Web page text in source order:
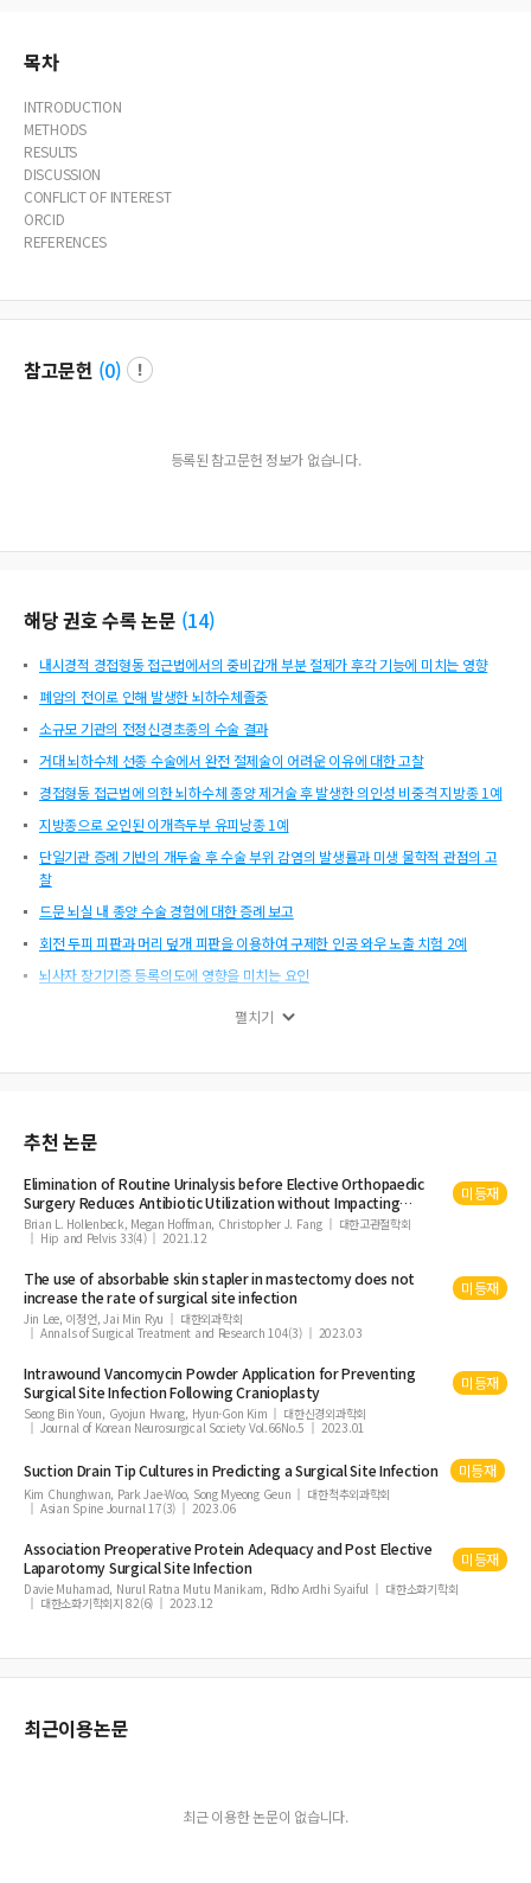
nsus for the future.
목차
INTRODUCTION
METHODS
RESULTS
DISCUSSION
CONFLICT OF INTEREST
ORCID
REFERENCES
참고문헌 (0)
등록된 참고문헌 정보가 없습니다.
해당 권호 수록 논문 (14)
내시경적 경접형동 접근법에서의 중비갑개 부분 절제가 후각 기능에 미치는 영향
폐암의 전이로 인해 발생한 뇌하수체졸중
소규모 기관의 전정신경초종의 수술 결과
거대 뇌하수체 선종 수술에서 완전 절제술이 어려운 이유에 대한 고찰
경접형동 접근법에 의한 뇌하수체 종양 제거술 후 발생한 의인성 비중격 지방종 1예
지방종으로 오인된 이개측두부 유피낭종 1예
단일기관 증례 기반의 개두술 후 수술 부위 감염의 발생률과 미생 물학적 관점의 고
찰
드문 뇌실 내 종양 수술 경험에 대한 증례 보고
회전 두피 피판과 머리 덮개 피판을 이용하여 구제한 인공 와우 노출 치험 2예
뇌사자 장기기증 등록의도에 영향을 미치는 요인
측두골 골절에서 안면신경 감압술과 동시에 이소골 성형술을 시행한 환자 1예
뇌교 및 연수 해면상혈관종에 대한 telovelar 접근법의 수술 결과 및 뉘앙스
펼치기
추천 논문
Elimination of Routine Urinalysis before Elective Orthopaedic
Surgery Reduces Antibiotic Utilization without Impacting
Catheter-associated Urinary TractInfectionor Surgical Site
Infection Rates
미등재
Brian L. Hollenbeck, Megan Hoffman, Christopher J. Fang
대한고관절학회
Hip and Pelvis 33(4)
2021.12
The use of absorbable skin stapler in mastectomy does not
increase the rate ofsurgicalsiteinfection 미등재
Jin Lee, 이정언, Jai Min Ryu
대한외과학회
Annals of Surgical Treatment and Research 104(3)
2023.03
Intrawound Vancomycin Powder Application for Preventing
SurgicalSiteInfectionFollowing Cranioplasty 미등재
Seong Bin Youn, Gyojun Hwang, Hyun-Gon Kim
대한신경외과학회
Journal of Korean Neurosurgical Society Vol.66No.5
2023.01
Suction Drain Tip Cultures in Predicting aSurgicalSiteInfection 미등재
Kim Chunghwan, Park Jae-Woo, Song Myeong Geun
대한척추외과학회
Asian Spine Journal 17(3)
2023.06
Association Preoperative Protein Adequacy and Post Elective
LaparotomySurgicalSiteInfection 미등재
Davie Muhamad, Nurul Ratna Mutu Manikam, Ridho Ardhi Syaiful
대한소화기학회
대한소화기학회지 82(6)
2023.12
최근이용논문
최근 이용한 논문이 없습니다.